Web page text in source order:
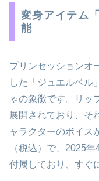
変身アイテム
能
プリンセッションオ
した「ジュエルベル
ゃの象徴です。リッ
展開されており、そ
ャラクターのボイス
（税込）で、2025
付属しており、すぐ